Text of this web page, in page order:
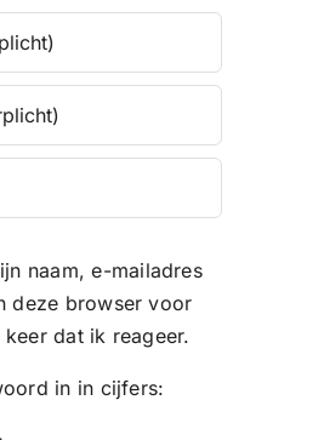
naam, e-mailadres
deze browser voor
dat ik reageer.
in in cijfers: